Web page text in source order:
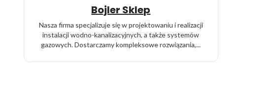
Bojler Sklep
Nasza firma specjalizuje się w projektowaniu i realizacji
instalacji wodno-kanalizacyjnych, a także systemów
gazowych. Dostarczamy kompleksowe rozwiązania,...